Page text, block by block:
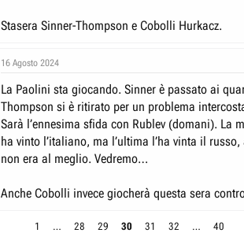
Stasera Sinner-Thompson e Cobolli Hurkacz.
16 Agosto 2024
La Paolini sta giocando. Sinner è passato ai
Thompson si è ritirato per un problema
Sarà l’ennesima sfida con Rublev (domani). La
ha vinto l’italiano, ma l’ultima l’ha vinta il
non era al meglio. Vedremo…
Anche Cobolli invece giocherà questa sera
1 … 28 29 30 31 32 … 40